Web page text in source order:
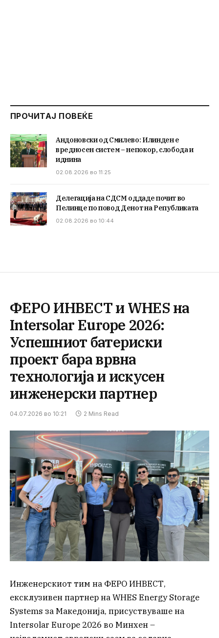
ПРОЧИТАЈ ПОВЕЌЕ
Андоновски од Смилево: Илинден е
вредносен систем – непокор, слобода и
иднина
02.08.2026 во 11:25
Делегација на СДСМ оддаде почит во
Пелинце по повод Денот на Републиката
02.08.2026 во 10:44
ФЕРО ИНВЕСТ и WHES на
Intersolar Europe 2026:
Успешниот батериски
проект бара врвна
технологија и искусен
инженерски партнер
04.07.2026 во 10:21 2 Mins Read
Инженерскиот тим на ФЕРО ИНВЕСТ,
ексклузивен партнер на WHES Energy Storage
Systems за Македонија, присуствуваше на
Intersolar Europe 2026 во Минхен –